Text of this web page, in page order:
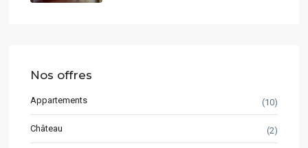
Nos offres
Appartements (10)
Château (2)